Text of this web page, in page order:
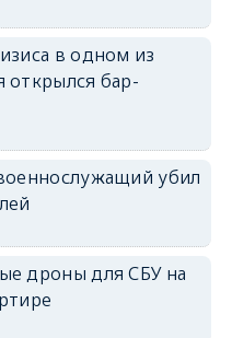
erid: 2SDnjdvhGXG
в одном из
открылся бар-
убил
дроны для СБУ на